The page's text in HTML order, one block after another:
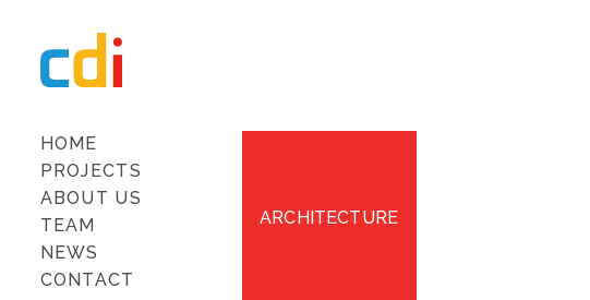
HOME
PROJECTS
ABOUT US
TEAM
NEWS
CONTACT
ARCHITECTURE